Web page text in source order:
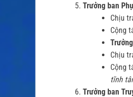
Trưởng ban
Chịu
Cộng
Chịu
Cộng
tĩnh
Trưởng ban